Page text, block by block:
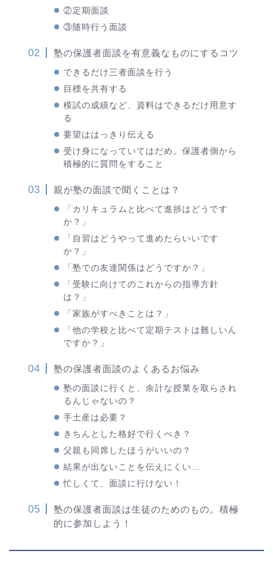
②定期面談
③随時行う面談
塾の保護者面談を有意義なものにするコツ
できるだけ三者面談を行う
目標を共有する
模試の成績など、資料はできるだけ用意す
る
要望ははっきり伝える
受け身になっていてはだめ。保護者側から
積極的に質問をすること
親が塾の面談で聞くことは？
「カリキュラムと比べて進捗はどうです
か？」
「自習はどうやって進めたらいいです
か？」
「塾での友達関係はどうですか？」
「受験に向けてのこれからの指導方針
は？」
「家族がすべきことは？」
「他の学校と比べて定期テストは難しいん
ですか？」
塾の保護者面談のよくあるお悩み
塾の面談に行くと、余計な授業を取らされ
るんじゃないの？
手土産は必要？
きちんとした格好で行くべき？
父親も同席したほうがいいの？
結果が出ないことを伝えにくい…
忙しくて、面談に行けない！
塾の保護者面談は生徒のためのもの。積極
的に参加しよう！